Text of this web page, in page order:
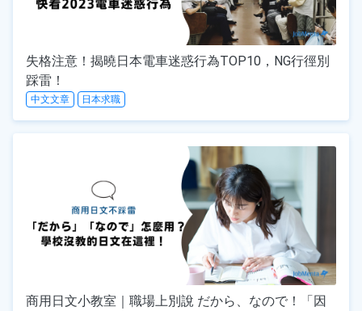
失格注意！揭曉日本電車迷惑行為TOP10，NG行徑別
踩雷！
中文文章 日本求職
商用日文小教室｜職場上別說 だから、なので！「因